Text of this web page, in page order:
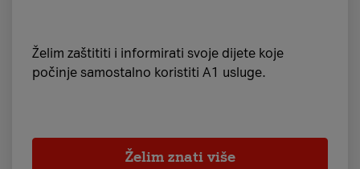
Želim zaštititi i informirati svoje dijete koje
počinje samostalno koristiti A1 usluge.
Želim znati više